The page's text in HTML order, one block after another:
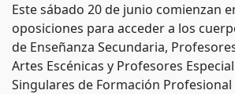
Este sábado 20 de junio comienzan
oposiciones para acceder a los
de Enseñanza Secundaria,
Artes Escénicas y Profesores
Singulares de Formación